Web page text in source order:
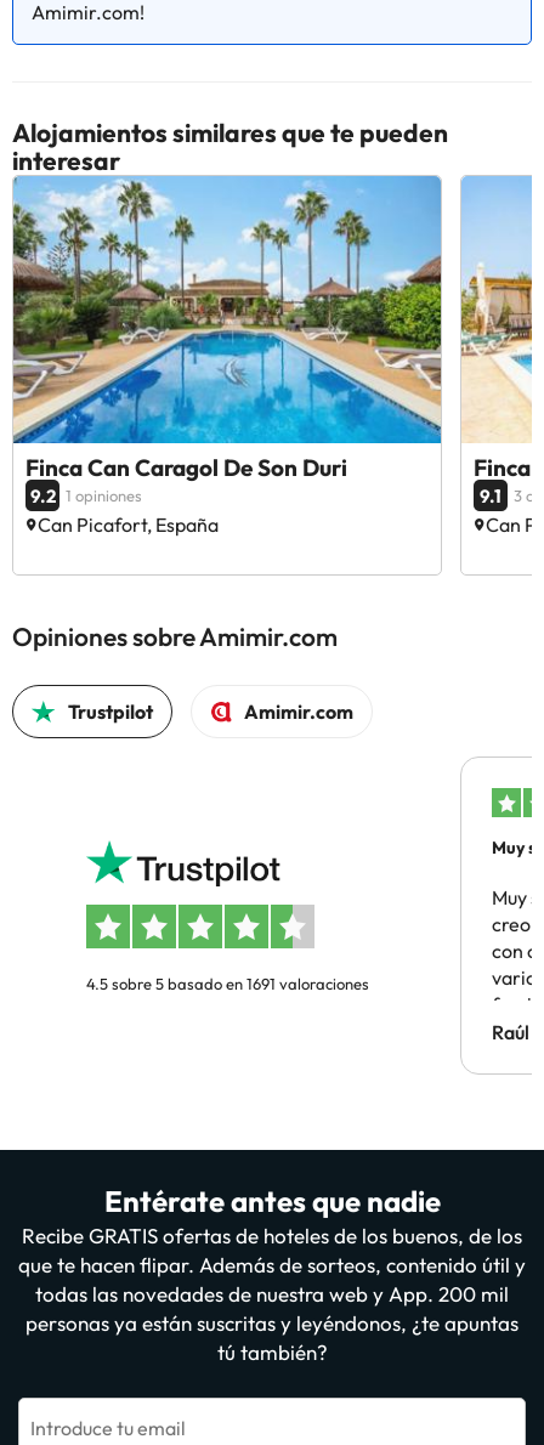
Amimir.com!
Alojamientos similares que te pueden
interesar
Finca Can Caragol De Son Duri
9.2 1 opiniones
Can Picafort, España
Finca
9.1 3
Can
Opiniones sobre Amimir.com
Trustpilot Amimir.com
4.5 sobre 5 basado en 1691 valoraciones
Muy
Muy
creo
con
Hotel
Raúl
Entérate antes que nadie
Recibe GRATIS ofertas de hoteles de los buenos, de los
que te hacen flipar. Además de sorteos, contenido útil y
todas las novedades de nuestra web y App. 200 mil
personas ya están suscritas y leyéndonos, ¿te apuntas
tú también?
Introduce tu email